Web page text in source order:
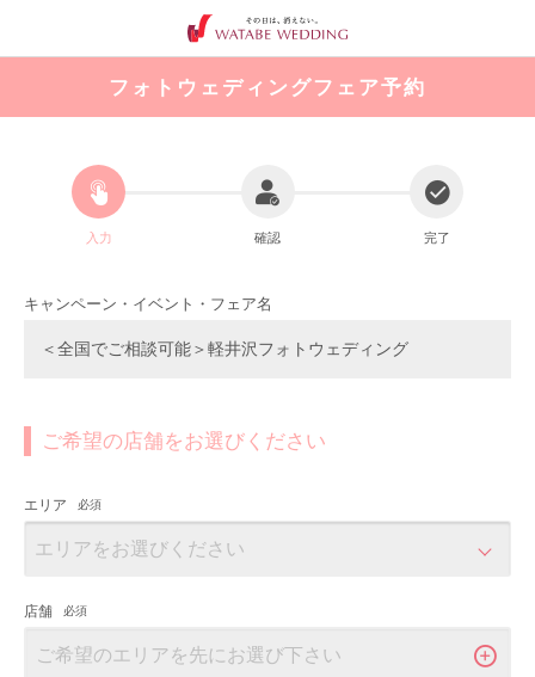
フォトウェディングフェア予約
入力 確認 完了
キャンペーン・イベント・フェア名
＜全国でご相談可能＞軽井沢フォトウェディング
ご希望の店舗をお選びください
エリア 必須
店舗 必須